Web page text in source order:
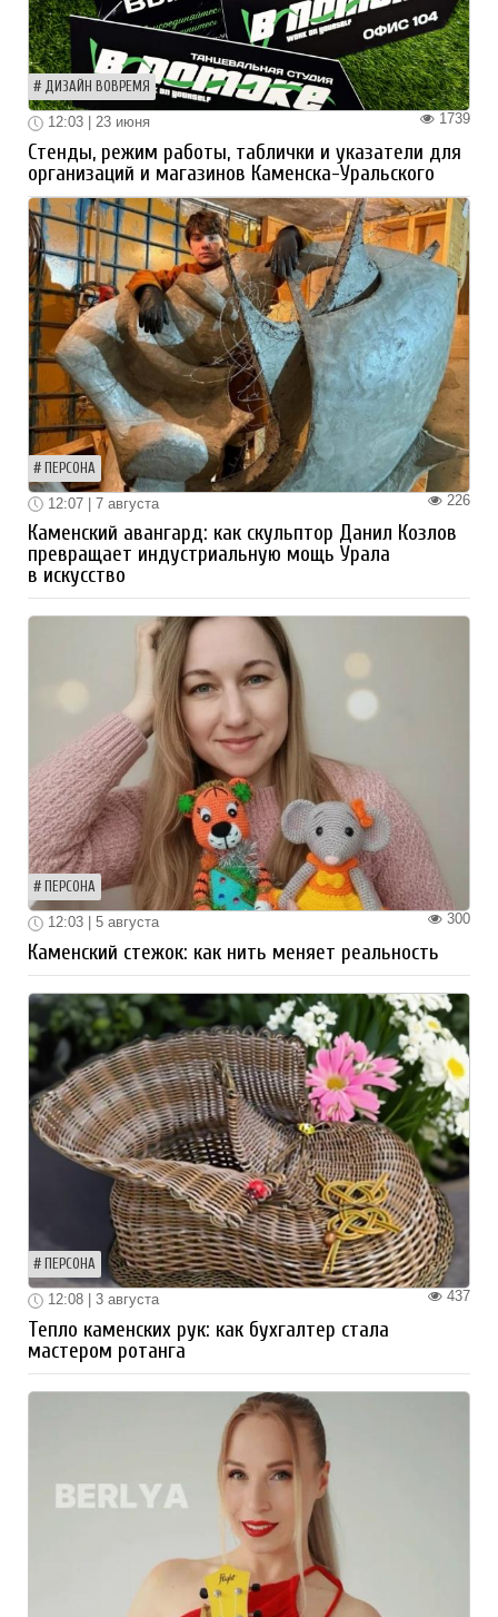
ДИЗАЙН ВОВРЕМЯ
1739
12:03 | 23 июня
Стенды, режим работы, таблички и указатели для
организаций и магазинов Каменска-Уральского
ПЕРСОНА
226
12:07 | 7 августа
Каменский авангард: как скульптор Данил Козлов
превращает индустриальную мощь Урала
в искусство
ПЕРСОНА
300
12:03 | 5 августа
Каменский стежок: как нить меняет реальность
ПЕРСОНА
437
12:08 | 3 августа
Тепло каменских рук: как бухгалтер стала
мастером ротанга